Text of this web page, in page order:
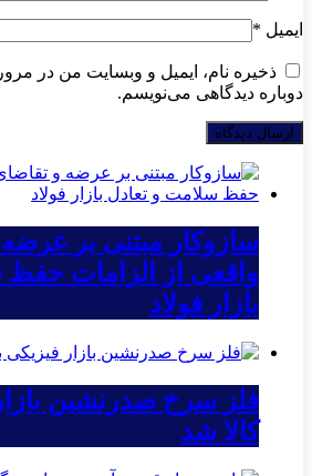
ایمیل *
ذخیره نام، ایمیل و وبسایت من در
دوباره دیدگاهی می‌نویسم.
سازوکار مبتنی بر
واقعی از الزامات
بازار فولاد
فلز سرخ صدرنشین
کالا شد